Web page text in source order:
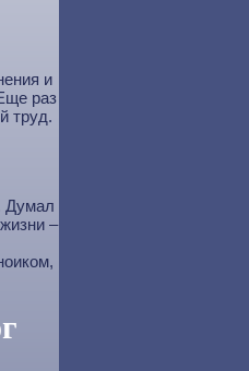
и
раз
труд.
Думал
–